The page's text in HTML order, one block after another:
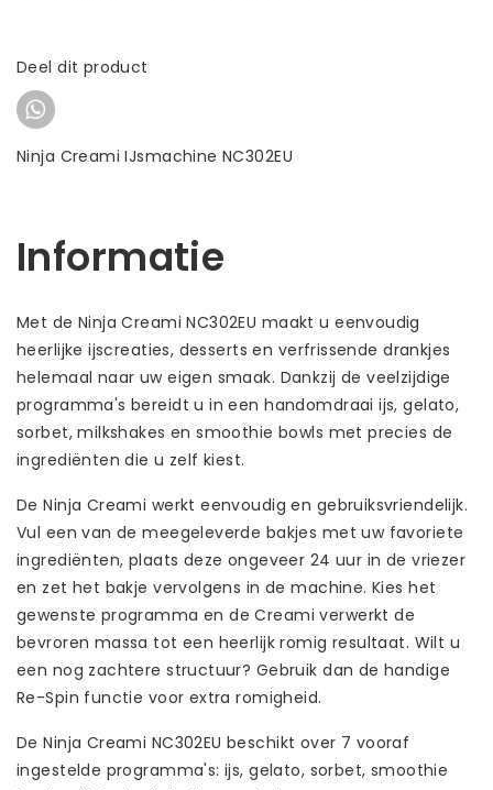
Deel dit product
Ninja Creami IJsmachine NC302EU
Informatie
Met de Ninja Creami NC302EU maakt u eenvoudig
heerlijke ijscreaties, desserts en verfrissende drankjes
helemaal naar uw eigen smaak. Dankzij de veelzijdige
programma's bereidt u in een handomdraai ijs, gelato,
sorbet, milkshakes en smoothie bowls met precies de
ingrediënten die u zelf kiest.
De Ninja Creami werkt eenvoudig en gebruiksvriendelijk.
Vul een van de meegeleverde bakjes met uw favoriete
ingrediënten, plaats deze ongeveer 24 uur in de vriezer
en zet het bakje vervolgens in de machine. Kies het
gewenste programma en de Creami verwerkt de
bevroren massa tot een heerlijk romig resultaat. Wilt u
een nog zachtere structuur? Gebruik dan de handige
Re-Spin functie voor extra romigheid.
De Ninja Creami NC302EU beschikt over 7 vooraf
ingestelde programma's: ijs, gelato, sorbet, smoothie